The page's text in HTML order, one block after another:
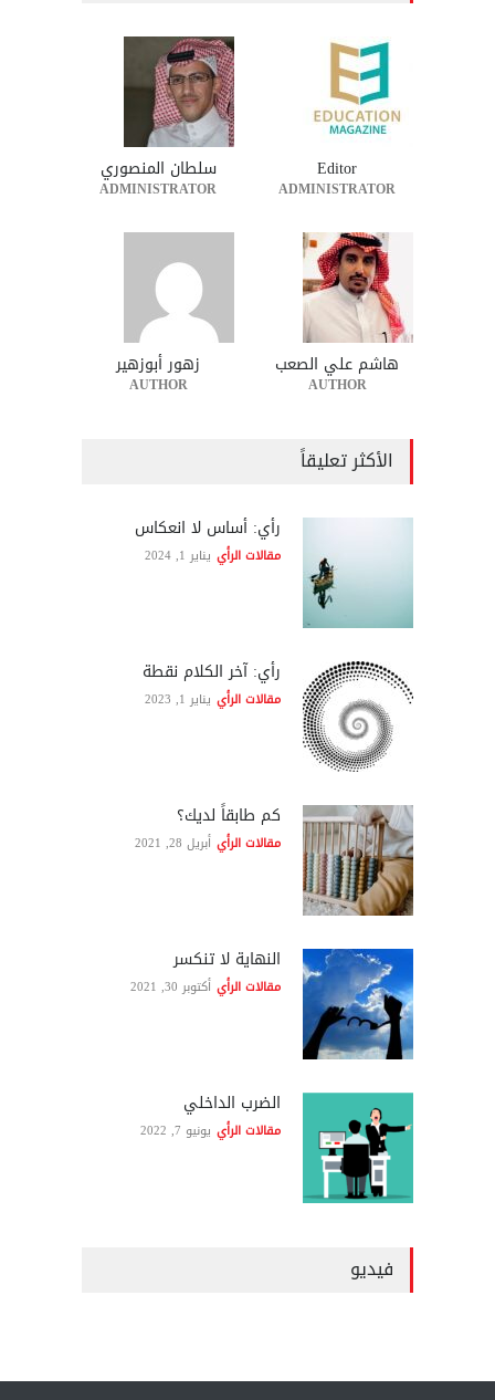
Editor
ADMINISTRATOR
سلطان المنصوري
ADMINISTRATOR
هاشم علي الصعب
AUTHOR
زهور أبوزهير
AUTHOR
الأكثر تعليقاً
رأي: أساس لا انعكاس
مقالات الرأي يناير 1, 2024
رأي: آخر الكلام نقطة
مقالات الرأي يناير 1, 2023
كم طابقاً لديك؟
مقالات الرأي أبريل 28, 2021
النهاية لا تنكسر
مقالات الرأي أكتوبر 30, 2021
الضرب الداخلي
مقالات الرأي يونيو 7, 2022
فيديو